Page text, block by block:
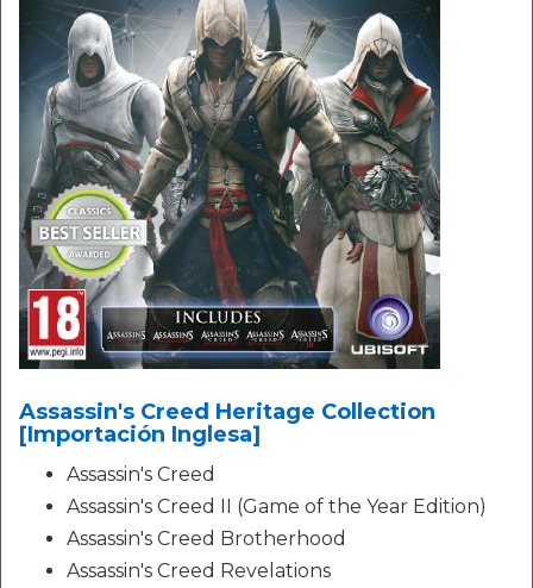
Assassin's Creed Heritage Collection
[Importación Inglesa]
Assassin's Creed
Assassin's Creed II (Game of the Year Edition)
Assassin's Creed Brotherhood
Assassin's Creed Revelations